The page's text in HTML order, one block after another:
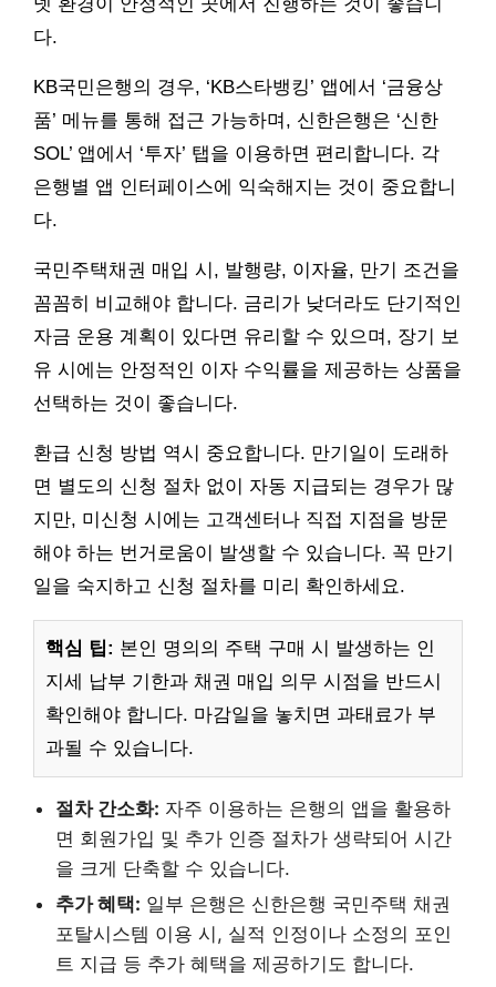
넷 환경이 안정적인 곳에서 진행하는 것이 좋습니
다.
KB국민은행의 경우, ‘KB스타뱅킹’ 앱에서 ‘금융상
품’ 메뉴를 통해 접근 가능하며, 신한은행은 ‘신한
SOL’ 앱에서 ‘투자’ 탭을 이용하면 편리합니다. 각
은행별 앱 인터페이스에 익숙해지는 것이 중요합니
다.
국민주택채권 매입 시, 발행량, 이자율, 만기 조건을
꼼꼼히 비교해야 합니다. 금리가 낮더라도 단기적인
자금 운용 계획이 있다면 유리할 수 있으며, 장기 보
유 시에는 안정적인 이자 수익률을 제공하는 상품을
선택하는 것이 좋습니다.
환급 신청 방법 역시 중요합니다. 만기일이 도래하
면 별도의 신청 절차 없이 자동 지급되는 경우가 많
지만, 미신청 시에는 고객센터나 직접 지점을 방문
해야 하는 번거로움이 발생할 수 있습니다. 꼭 만기
일을 숙지하고 신청 절차를 미리 확인하세요.
핵심 팁: 본인 명의의 주택 구매 시 발생하는 인
지세 납부 기한과 채권 매입 의무 시점을 반드시
확인해야 합니다. 마감일을 놓치면 과태료가 부
과될 수 있습니다.
절차 간소화: 자주 이용하는 은행의 앱을 활용하
면 회원가입 및 추가 인증 절차가 생략되어 시간
을 크게 단축할 수 있습니다.
추가 혜택: 일부 은행은 신한은행 국민주택 채권
포탈시스템 이용 시, 실적 인정이나 소정의 포인
트 지급 등 추가 혜택을 제공하기도 합니다.